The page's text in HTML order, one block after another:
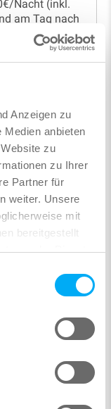
Anzeigen zu
Medien anbieten
zu
zu Ihrer
Partner für
weiter. Unsere
mit
bereitgestellt
der Dienste
am Tag nach